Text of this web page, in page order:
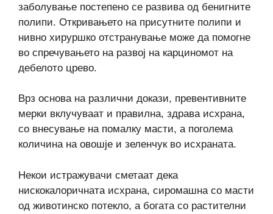
заболување постепено се развива од бенигните
полипи. Откривањето на присутните полипи и
нивно хируршко отстранување може да помогне
во спречувањето на развој на карциномот на
дебелото црево.
Врз основа на различни докази, превентивните
мерки вклучуваат и правилна, здрава исхрана,
со внесување на помалку масти, а поголема
количина на овошје и зеленчук во исхраната.
Некои истражувачи сметаат дека
нискокалоричната исхрана, сиромашна со масти
од животинско потекло, а богата со растителни